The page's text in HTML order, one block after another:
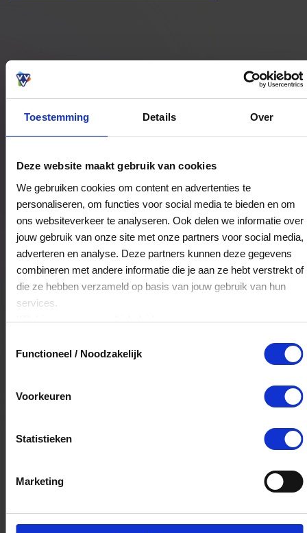
Toestemming Details Over
Deze website maakt gebruik van cookies
We gebruiken cookies om content en advertenties te
personaliseren, om functies voor social media te bieden en om
ons websiteverkeer te analyseren. Ook delen we informatie over
jouw gebruik van onze site met onze partners voor social media,
adverteren en analyse. Deze partners kunnen deze gegevens
combineren met andere informatie die je aan ze hebt verstrekt of
die ze hebben verzameld op basis van jouw gebruik van hun
services.
Klikhiervoor ons cookiebeleid.
Functioneel / Noodzakelijk
Voorkeuren
Statistieken
Marketing
Bestedingslocaties
Het Wapen van Munster
Grote Dam 3
1483BK De Rijp
Veelgestelde Vragen
Hoelang blijft mijn saldo geldig?
cadeaukaart in delen uitgeven.